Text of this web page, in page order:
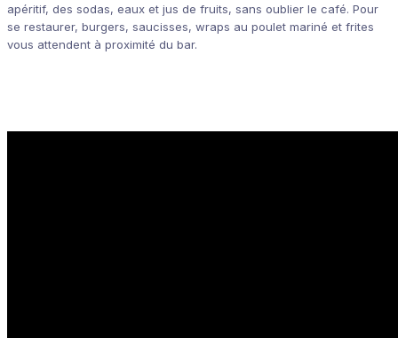
apéritif, des sodas, eaux et jus de fruits, sans oublier le café. Pour
se restaurer, burgers, saucisses, wraps au poulet mariné et frites
vous attendent à proximité du bar.